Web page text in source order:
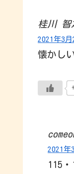
桂川 智
2021年3
懐かし
2021年
115